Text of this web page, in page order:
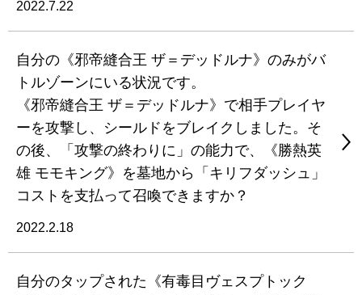
2022.7.22
自分の《邪帝縫合王 ザ＝デッドルナ》のみがバ
トルゾーンにいる状況です。
《邪帝縫合王 ザ＝デッドルナ》で相手プレイヤ
ーを攻撃し、シールドをブレイクしました。そ
の後、「攻撃の終わりに」の能力で、《勝熱英
雄 モモキング》を墓地から「キリフダッシュ」
コストを支払って召喚できますか？
2022.2.18
自分のタップされた《有毒目ヴェスプトック